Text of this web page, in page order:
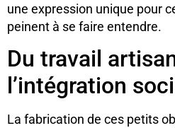
une expression unique pour
peinent à se faire entendre.
Du travail
l’intégration
La fabrication de ces petits